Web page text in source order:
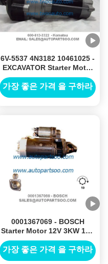
6V-5537 4N3182 10461025 -
EXCAVATOR Starter Motor
42MT 24V 7.5KW 11T
가장 좋은 가격 을 구하라
0001367069 - BOSCH
Starter Motor 12V 3KW 10T
MOTORES DE ARRANQUE
가장 좋은 가격 을 구하라